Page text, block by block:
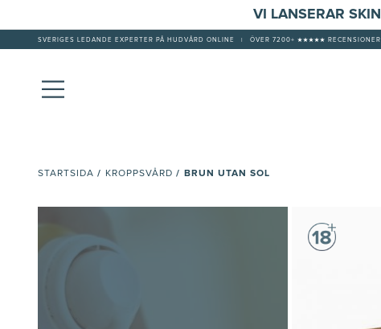
VI LANSERAR
SVERIGES LEDANDE EXPERTER PÅ HUDVÅRD ONLINE ÖVER 7200+ ★★★★★ RECENSIONER
STARTSIDA / KROPPSVÅRD / BRUN UTAN SOL